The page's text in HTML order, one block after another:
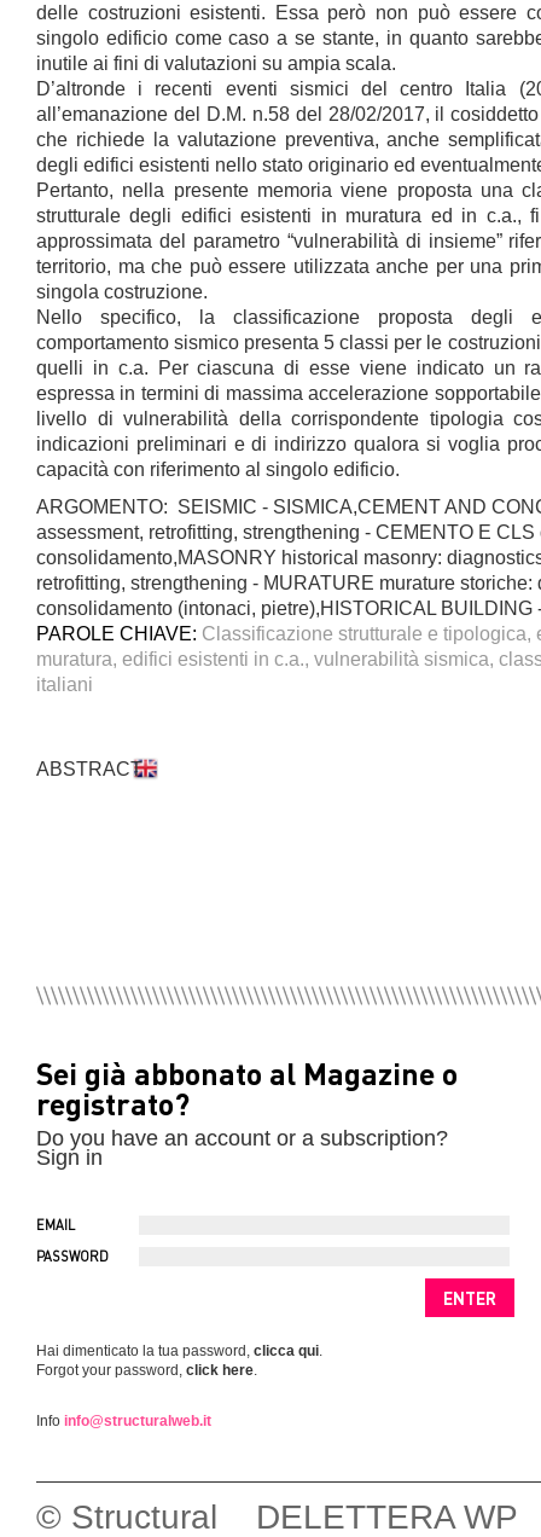
delle costruzioni esistenti. Essa però non può essere
singolo edificio come caso a se stante, in quanto
inutile ai fini di valutazioni su ampia scala.
D’altronde i recenti eventi sismici del centro Italia
all’emanazione del D.M. n.58 del 28/02/2017, il
che richiede la valutazione preventiva, anche
degli edifici esistenti nello stato originario ed
Pertanto, nella presente memoria viene proposta una
strutturale degli edifici esistenti in muratura ed in c.a.,
approssimata del parametro “vulnerabilità di insieme”
territorio, ma che può essere utilizzata anche per una
singola costruzione.
Nello specifico, la classificazione proposta
comportamento sismico presenta 5 classi per le
quelli in c.a. Per ciascuna di esse viene indicato un
espressa in termini di massima accelerazione
livello di vulnerabilità della corrispondente tipologia
indicazioni preliminari e di indirizzo qualora si voglia
capacità con riferimento al singolo edificio.
ARGOMENTO: SEISMIC - SISMICA,CEMENT AND
assessment, retrofitting, strengthening - CEMENTO E
consolidamento,MASONRY historical masonry:
retrofitting, strengthening - MURATURE murature storiche:
consolidamento (intonaci, pietre),HISTORICAL BUILDING
PAROLE CHIAVE: Classificazione strutturale e tipologica,
muratura, edifici esistenti in c.a., vulnerabilità sismica,
italiani
ABSTRACT
Sei già abbonato al Magazine o
registrato?
Do you have an account or a subscription?
Sign in
EMAIL
PASSWORD
Hai dimenticato la tua password, clicca qui.
Forgot your password, click here.
Info info@structuralweb.it
© Structural DELETTERA WP